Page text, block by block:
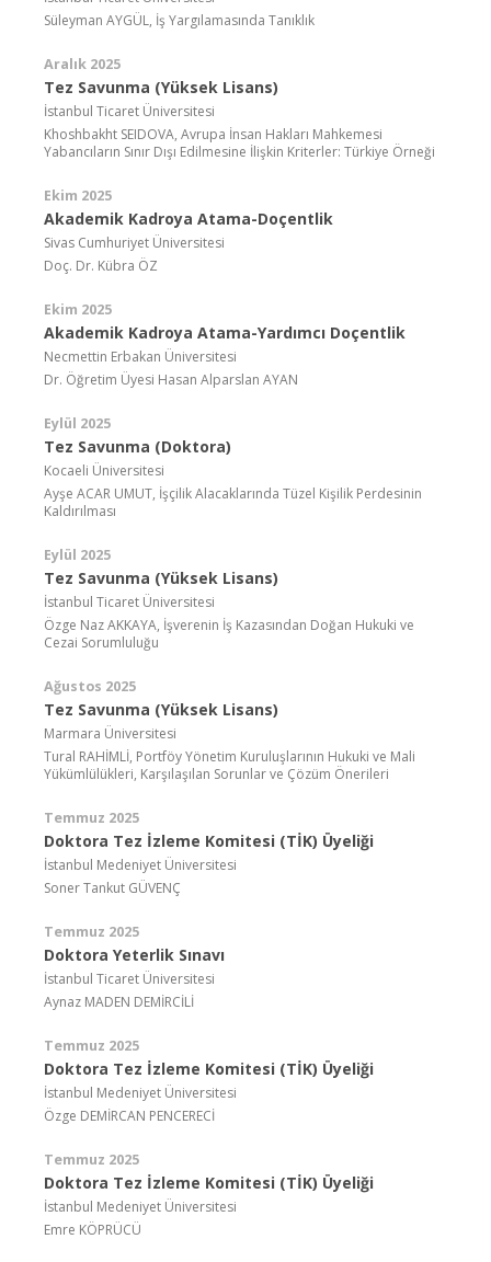
Süleyman AYGÜL, İş Yargılamasında Tanıklık
Aralık 2025
Tez Savunma (Yüksek Lisans)
İstanbul Ticaret Üniversitesi
Khoshbakht SEIDOVA, Avrupa İnsan Hakları Mahkemesi
Yabancıların Sınır Dışı Edilmesine İlişkin Kriterler: Türkiye Örneği
Ekim 2025
Akademik Kadroya Atama-Doçentlik
Sivas Cumhuriyet Üniversitesi
Doç. Dr. Kübra ÖZ
Ekim 2025
Akademik Kadroya Atama-Yardımcı Doçentlik
Necmettin Erbakan Üniversitesi
Dr. Öğretim Üyesi Hasan Alparslan AYAN
Eylül 2025
Tez Savunma (Doktora)
Kocaeli Üniversitesi
Ayşe ACAR UMUT, İşçilik Alacaklarında Tüzel Kişilik Perdesinin
Kaldırılması
Eylül 2025
Tez Savunma (Yüksek Lisans)
İstanbul Ticaret Üniversitesi
Özge Naz AKKAYA, İşverenin İş Kazasından Doğan Hukuki ve
Cezai Sorumluluğu
Ağustos 2025
Tez Savunma (Yüksek Lisans)
Marmara Üniversitesi
Tural RAHİMLİ, Portföy Yönetim Kuruluşlarının Hukuki ve Mali
Yükümlülükleri, Karşılaşılan Sorunlar ve Çözüm Önerileri
Temmuz 2025
Doktora Tez İzleme Komitesi (TİK) Üyeliği
İstanbul Medeniyet Üniversitesi
Soner Tankut GÜVENÇ
Temmuz 2025
Doktora Yeterlik Sınavı
İstanbul Ticaret Üniversitesi
Aynaz MADEN DEMİRCİLİ
Temmuz 2025
Doktora Tez İzleme Komitesi (TİK) Üyeliği
İstanbul Medeniyet Üniversitesi
Özge DEMİRCAN PENCERECİ
Temmuz 2025
Doktora Tez İzleme Komitesi (TİK) Üyeliği
İstanbul Medeniyet Üniversitesi
Emre KÖPRÜCÜ